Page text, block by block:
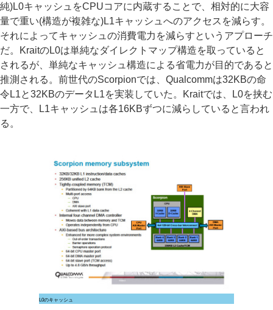
純)L0キャッシュをCPUコアに内蔵することで、相対的に大容
量で重い(構造が複雑な)L1キャッシュへのアクセスを減らす。
それによってキャッシュの消費電力を減らすというアプローチ
だ。KraitのL0は単純なダイレクトマップ構造を取っていると
されるが、単純なキャッシュ構造による省電力が目的であると
推測される。前世代のScorpionでは、Qualcommは32KBの命
令L1と32KBのデータL1を実装していた。Kraitでは、L0を挟む
一方で、L1キャッシュは各16KBずつに減らしていると言われ
る。
L0のキャッシュ